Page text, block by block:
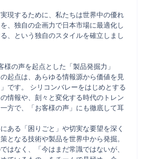
現するために、私たちは世界中の優れ
、独自の企画力で日本市場に最適化し
、という独自のスタイルを確立しまし
様の声を起点とした「製品発掘力」
起点は、あらゆる情報源から価値を見
です。 シリコンバレーをはじめとする
情報や、刻々と変化する時代のトレン
方で、「お客様の声」にも徹底して耳
ある「困りごと」や切実な要望を深く
となる技術や製品を世界中から発掘。
はなく、「今はまだ常識ではないが、